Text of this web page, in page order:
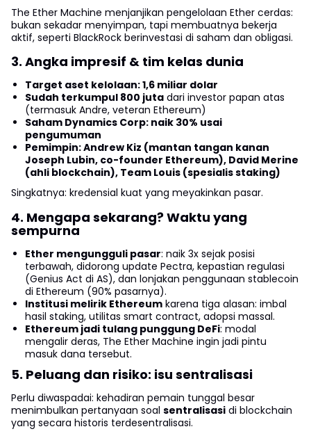
The Ether Machine menjanjikan pengelolaan Ether cerdas:
bukan sekadar menyimpan, tapi membuatnya bekerja
aktif, seperti BlackRock berinvestasi di saham dan obligasi.
3. Angka impresif & tim kelas dunia
Target aset kelolaan: 1,6 miliar dolar
Sudah terkumpul 800 juta dari investor papan atas
(termasuk Andre, veteran Ethereum)
Saham Dynamics Corp: naik 30% usai
pengumuman
Pemimpin: Andrew Kiz (mantan tangan kanan
Joseph Lubin, co-founder Ethereum), David Merine
(ahli blockchain), Team Louis (spesialis staking)
Singkatnya: kredensial kuat yang meyakinkan pasar.
4. Mengapa sekarang? Waktu yang
sempurna
Ether mengungguli pasar: naik 3x sejak posisi
terbawah, didorong update Pectra, kepastian regulasi
(Genius Act di AS), dan lonjakan penggunaan stablecoin
di Ethereum (90% pasarnya).
Institusi melirik Ethereum karena tiga alasan: imbal
hasil staking, utilitas smart contract, adopsi massal.
Ethereum jadi tulang punggung DeFi: modal
mengalir deras, The Ether Machine ingin jadi pintu
masuk dana tersebut.
5. Peluang dan risiko: isu sentralisasi
Perlu diwaspadai: kehadiran pemain tunggal besar
menimbulkan pertanyaan soal sentralisasi di blockchain
yang secara historis terdesentralisasi.